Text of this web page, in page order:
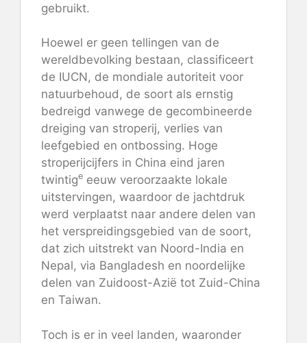
gebruikt.
Hoewel er geen tellingen van de
wereldbevolking bestaan, classificeert
de IUCN, de mondiale autoriteit voor
natuurbehoud, de soort als ernstig
bedreigd vanwege de gecombineerde
dreiging van stroperij, verlies van
leefgebied en ontbossing. Hoge
stroperijcijfers in China eind jaren
twintige eeuw veroorzaakte lokale
uitstervingen, waardoor de jachtdruk
werd verplaatst naar andere delen van
het verspreidingsgebied van de soort,
dat zich uitstrekt van Noord-India en
Nepal, via Bangladesh en noordelijke
delen van Zuidoost-Azië tot Zuid-China
en Taiwan.
Toch is er in veel landen, waaronder